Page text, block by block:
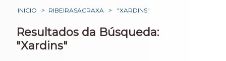
INICIO > RIBEIRASACRAXA > "XARDINS"
Resultados da Búsqueda:
"Xardins"